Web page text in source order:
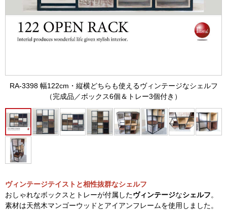
RA-3398 幅122cm・縦横どちらも使えるヴィンテージなシェルフ
（完成品／ボックス6個＆トレー3個付き）
ヴィンテージテイストと相性抜群なシェルフ
おしゃれなボックスとトレーが付属したヴィンテージなシェルフ。
素材は天然木マンゴーウッドとアイアンフレームを使用しました。